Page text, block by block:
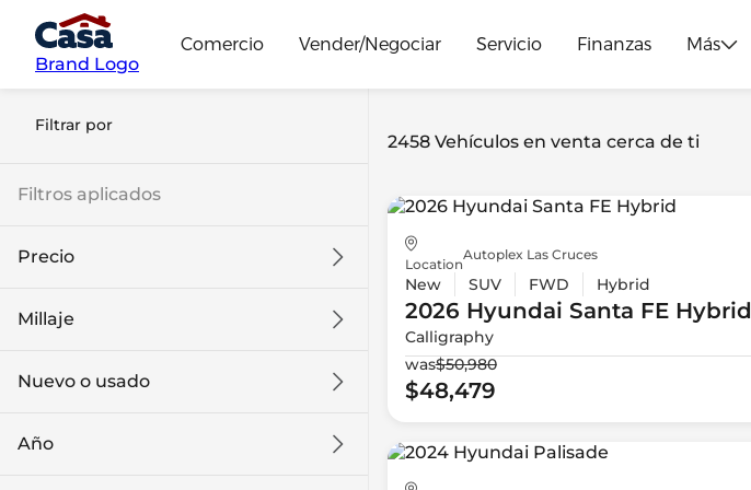
Brand Logo
Comercio Vender/Negociar Servicio Finanzas Más
Filtrar por
Filtros aplicados
Precio
Millaje
Nuevo o usado
Año
2458 Vehículos en venta cerca de ti
Location
Autoplex Las Cruces
New SUV FWD Hybrid
2026 Hyundai Santa FE Hybrid
Calligraphy
was$50,980
$48,479